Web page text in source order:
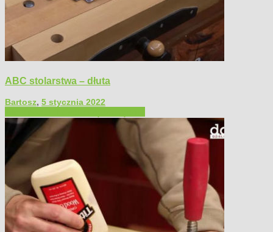
ABC stolarstwa – dłuta
Bartosz, 5 stycznia 2022